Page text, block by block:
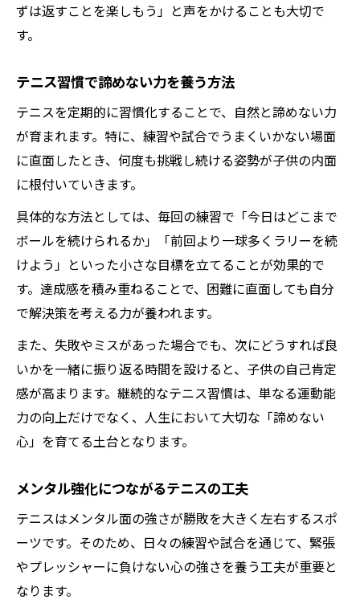
ずは返すことを楽しもう」と声をかけることも大切で
す。
テニス習慣で諦めない力を養う方法
テニスを定期的に習慣化することで、自然と諦めない力
が育まれます。特に、練習や試合でうまくいかない場面
に直面したとき、何度も挑戦し続ける姿勢が子供の内面
に根付いていきます。
具体的な方法としては、毎回の練習で「今日はどこまで
ボールを続けられるか」「前回より一球多くラリーを続
けよう」といった小さな目標を立てることが効果的で
す。達成感を積み重ねることで、困難に直面しても自分
で解決策を考える力が養われます。
また、失敗やミスがあった場合でも、次にどうすれば良
いかを一緒に振り返る時間を設けると、子供の自己肯定
感が高まります。継続的なテニス習慣は、単なる運動能
力の向上だけでなく、人生において大切な「諦めない
心」を育てる土台となります。
メンタル強化につながるテニスの工夫
テニスはメンタル面の強さが勝敗を大きく左右するスポ
ーツです。そのため、日々の練習や試合を通じて、緊張
やプレッシャーに負けない心の強さを養う工夫が重要と
なります。